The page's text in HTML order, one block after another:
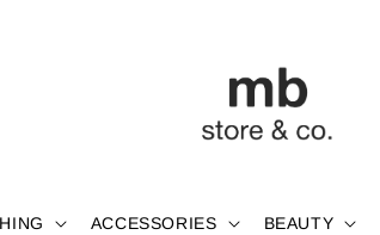
ACCESSORIES BEAUTY